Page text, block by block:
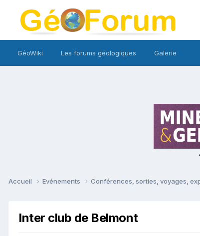
GéoWiki Les forums géologiques Galerie
Accueil Evénements Conférences, sorties, voyages,
Inter club de Belmont